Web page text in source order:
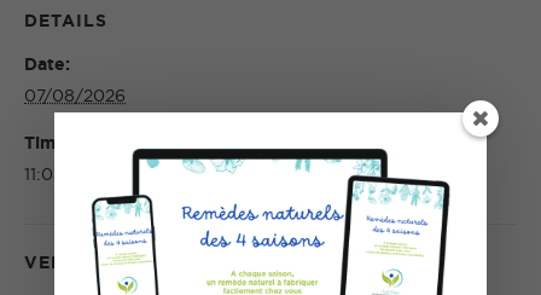
DETAILS
Date:
07/08/2026
Time:
11:04
VENUE